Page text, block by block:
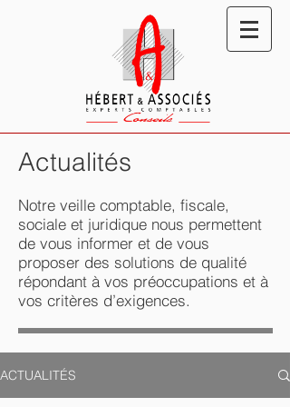
Actualités
Notre veille comptable, fiscale,
sociale et juridique nous permettent
de vous informer et de vous
proposer des solutions de qualité
répondant à vos préoccupations et à
vos critères d’exigences.
ACTUALITÉS